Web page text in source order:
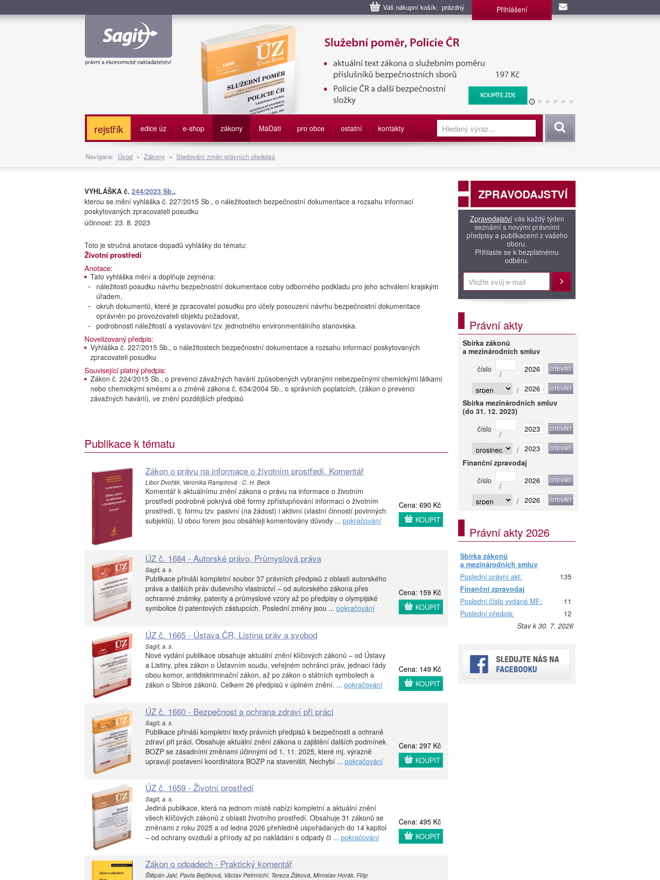
Váš nákupní košík: prázdný Přihlášení
Služební poměr příslušníků bezpečnostních sborů, Policie ČR, Vězeňská služba, BIS, Zpravodajské
služby
rejstřík edice úz e-shop zákony MáDáti pro obce ostatní kontakty Vyhledat
Navigace: Úvod » Zákony » Sledování změn právních předpisů
VYHLÁŠKA č. 244/2023 Sb.,
kterou se.mění vyhláška č. 227/2015 Sb., o náležitostech bezpečnostní dokumentace a rozsahu informací
poskytovaných zpracovateli posudku
účinnost: 23. 8. 2023
Toto je stručná anotace dopadů vyhlášky do tématu:
Životní prostředí
Anotace:
Tato vyhláška mění a doplňuje zejména:
náležitosti posudku návrhu bezpečnostní dokumentace coby odborného podkladu pro jeho schválení krajským
úřadem,
okruh dokumentů, které je zpracovatel posudku pro účely posouzení návrhu bezpečnostní dokumentace
oprávněn po provozovateli objektu požadovat,
podrobnosti náležitostí a vystavování tzv. jednotného environmentálního stanoviska.
Novelizovaný předpis:
Vyhláška č. 227/2015 Sb., o náležitostech bezpečnostní dokumentace a rozsahu informací poskytovaných
zpracovateli posudku
Související platný předpis:
Zákon č. 224/2015 Sb., o prevenci závažných havárií způsobených vybranými nebezpečnými chemickými látkami
nebo chemickými směsmi a o změně zákona č. 634/2004 Sb., o správních poplatcích, (zákon o prevenci
závažných havárií), ve znění pozdějších předpisů
Publikace k tématu
Zákon o právu na informace o životním prostředí. Komentář
Libor Dvořák, Veronika Rampírová - C. H. Beck
Komentář k aktuálnímu znění zákona o právu na informace o životním
prostředí podrobně pokrývá obě formy zpřístupňování informací o životním
prostředí, tj. formu tzv. pasivní (na žádost) i aktivní (vlastní činností povinných
subjektů). U obou forem jsou obsáhleji komentovány důvody ... pokračování
Cena: 690 Kč
KOUPIT
ÚZ č. 1684 - Autorské právo, Průmyslová práva
Sagit, a. s.
Publikace přináší kompletní soubor 37 právních předpisů z oblasti autorského
práva a dalších práv duševního vlastnictví – od autorského zákona přes
ochranné známky, patenty a průmyslové vzory až po předpisy o olympijské
symbolice či patentových zástupcích. Poslední změny jsou ... pokračování
Cena: 159 Kč
KOUPIT
ÚZ č. 1665 - Ústava ČR, Listina práv a svobod
Sagit, a. s.
Nové vydání publikace obsahuje aktuální znění klíčových zákonů – od Ústavy
a Listiny, přes zákon o Ústavním soudu, veřejném ochránci práv, jednací řády
obou komor, antidiskriminační zákon, až po zákon o státních symbolech a
zákon o Sbírce zákonů. Celkem 26 předpisů v úplném znění. ... pokračování
Cena: 149 Kč
KOUPIT
ÚZ č. 1660 - Bezpečnost a ochrana zdraví při práci
Sagit, a. s.
Publikace přináší kompletní texty právních předpisů k bezpečnosti a ochraně
zdraví při práci. Obsahuje aktuální znění zákona o zajištění dalších podmínek
BOZP se zásadními změnami účinnými od 1. 11. 2025, které mj. výrazně
upravují postavení koordinátora BOZP na staveništi. Nechybí ... pokračování
Cena: 297 Kč
KOUPIT
ÚZ č. 1659 - Životní prostředí
Sagit, a. s.
Jediná publikace, která na jednom místě nabízí kompletní a aktuální znění
všech klíčových zákonů z oblasti životního prostředí. Obsahuje 31 zákonů se
změnami z roku 2025 a od ledna 2026 přehledně uspořádaných do 14 kapitol
– od ochrany ovzduší a přírody až po nakládání s odpady či ... pokračování
Cena: 495 Kč
KOUPIT
Zákon o odpadech - Praktický komentář
Štěpán Jakl, Pavla Bejčková, Václav Petrmichl, Tereza Žáková, Miroslav Horák, Filip
ZPRAVODAJSTVÍ
Zpravodajstvívás každý týden
seznámí s novými právními
předpisy a publikacemi z vašeho
oboru.
Přihlaste se k bezplatnému
odběru.
Přihlásit
Právní akty
Sbírka zákonů
a mezinárodních smluv
číslo
/
/
Sbírka mezinárodních smluv
(do 31. 12. 2023)
číslo
/
/
Finanční zpravodaj
číslo
/
/
Právní akty 2026
Sbírka zákonů
a mezinárodních smluv
Poslední právní akt:
135
Finanční zpravodaj
Poslední číslo vydané MF:
11
Poslední předpis:
12
Stav k 30. 7. 2026